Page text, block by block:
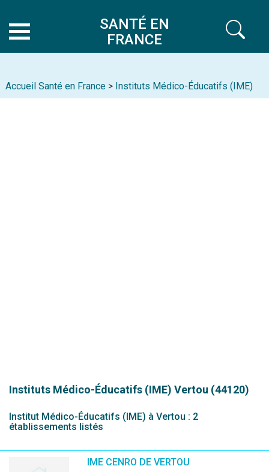
SANTÉ EN
FRANCE
Accueil Santé en France > Instituts Médico-Éducatifs (IME)
Instituts Médico-Éducatifs (IME) Vertou (44120)
Institut Médico-Éducatifs (IME) à Vertou : 2
établissements listés
IME CENRO DE VERTOU